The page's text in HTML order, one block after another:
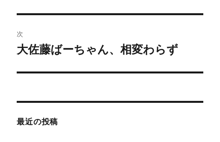
ビ
ゲ
ー
投
稿:
次
次
投
大佐藤ばーちゃん、相変わらず
最近の投稿